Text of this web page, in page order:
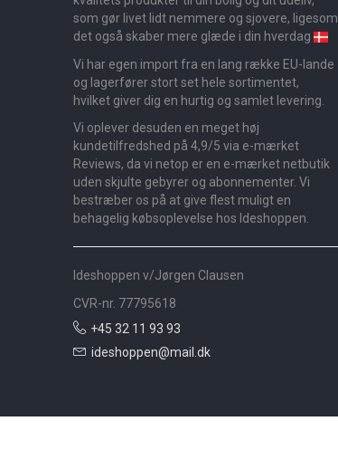
som gør livet lidt nemmere og sjovere, ligesom
det også skaber mere glæde i din hverdag
Vi har egen import fra en lang række EU-lande
og lagerfører stort set hele sortimentet,
hvilket giver dig en hurtig og samlet levering.
Vi oplever desuden en meget høj
kundetilfredshed på 4,9/5 via e-mærket
Reviews, da vi netop er en e-mærket netbutik
uden skjulte gebyrer og abonnementer. Vi
bestræber os på at give flest muligt en
behagelig købsoplevelse hos Ideshoppen.
Ideshoppen v/Jørgen Clausen
CVR-nr. 77795618
+45 32 11 93 93
ideshoppen@mail.dk